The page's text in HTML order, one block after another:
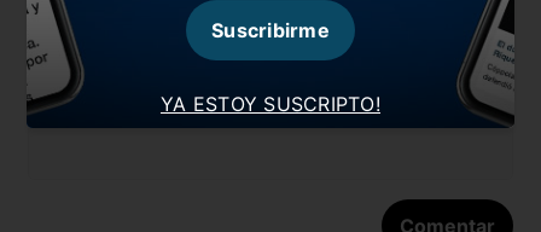
Correo electrónicoYA ESTOY SUSCRIPTO!
Suscribirme